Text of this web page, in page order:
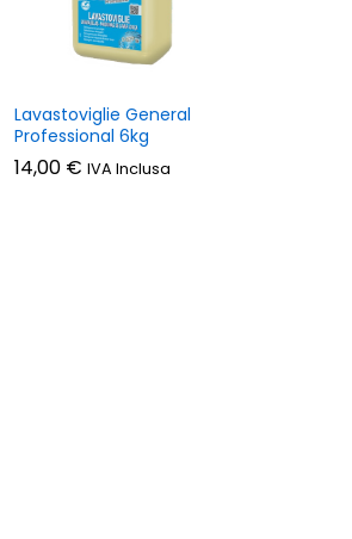
Lavastoviglie General
Professional 6kg
14,00 € IVA Inclusa
14,00 €